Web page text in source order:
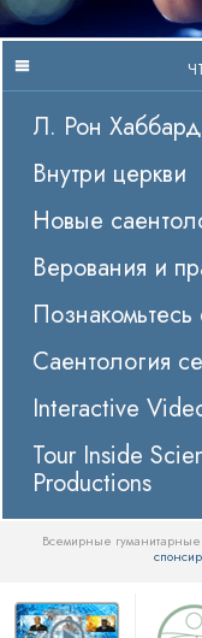
Л. Рон
Внутри церкви
Новые
Верования и
Саентология
Interactive
Tour Inside
Productions
Всемирные